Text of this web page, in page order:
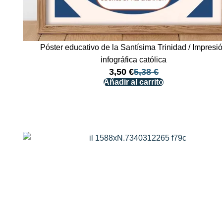
Póster educativo de la Santísima Trinidad /
infográfica católica
5,38€
3,50 €
Añadir al carrito